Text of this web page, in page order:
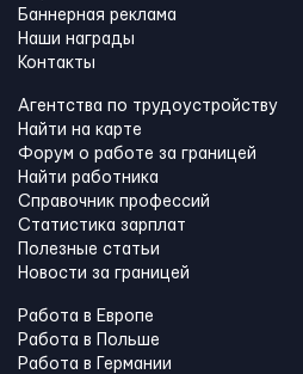
Баннерная реклама
Наши награды
Контакты
Агентства по трудоустройству
Найти на карте
Форум о работе за границей
Найти работника
Справочник профессий
Статистика зарплат
Полезные статьи
Новости за границей
Работа в Европе
Работа в Польше
Работа в Германии